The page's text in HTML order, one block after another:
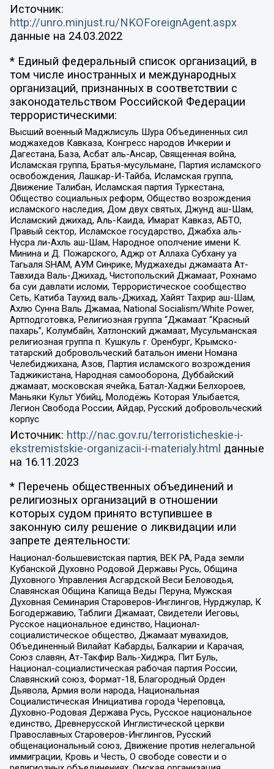
Источник:
http://unro.minjust.ru/NKOForeignAgent.aspx
данные на 24.03.2022
* Единый федеральный список организаций, в
том числе иностранных и международных
организаций, признанных в соответствии с
законодательством Российской Федерации
террористическими:
Высший военный Маджлисуль Шура Объединенных сил
моджахедов Кавказа, Конгресс народов Ичкерии и
Дагестана, База, Асбат аль-Ансар, Священная война,
Исламская группа, Братья-мусульмане, Партия исламского
освобождения, Лашкар-И-Тайба, Исламская группа,
Движение Талибан, Исламская партия Туркестана,
Общество социальных реформ, Общество возрождения
исламского наследия, Дом двух святых, Джунд аш-Шам,
Исламский джихад, Аль-Каида, Имарат Кавказ, АБТО,
Правый сектор, Исламское государство, Джабха аль-
Нусра ли-Ахль аш-Шам, Народное ополчение имени К.
Минина и Д. Пожарского, Аджр от Аллаха Субхану уа
Тагьаля SHAM, АУМ Синрике, Муджахеды джамаата Ат-
Тавхида Валь-Джихад, Чистопольский Джамаат, Рохнамо
ба суи давлати исломи, Террористическое сообщество
Сеть, Катиба Таухид валь-Джихад, Хайят Тахрир аш-Шам,
Ахлю Сунна Валь Джамаа, National Socialism/White Power,
Артподготовка, Религиозная группа “Джамаат “Красный
пахарь”, Колумбайн, Хатлонский джамаат, Мусульманская
религиозная группа п. Кушкуль г. Оренбург, Крымско-
татарский добровольческий батальон имени Номана
Челебиджихана, Азов, Партия исламского возрождения
Таджикистана, Народная самооборона, Дуббайский
джамаат, московская ячейка, Батал-Хаджи Белхороев,
Маньяки Культ Убийц, Молодёжь Которая Улыбается,
Легион Свобода России, Айдар, Русский добровольческий
корпус
Источник: http://nac.gov.ru/terroristicheskie-i-
ekstremistskie-organizacii-i-materialy.html данные
на 16.11.2023
* Перечень общественных объединений и
религиозных организаций в отношении
которых судом принято вступившее в
законную силу решение о ликвидации или
запрете деятельности:
Национал-большевистская партия, ВЕК РА, Рада земли
Кубанской Духовно Родовой Державы Русь, Община
Духовного Управления Асгардской Веси Беловодья,
Славянская Община Капища Веды Перуна, Мужская
Духовная Семинария Староверов-Инглингов, Нурджулар, К
Богодержавию, Таблиги Джамаат, Свидетели Иеговы,
Русское национальное единство, Национал-
социалистическое общество, Джамаат мувахидов,
Объединенный Вилайат Кабарды, Балкарии и Карачая,
Союз славян, Ат-Такфир Валь-Хиджра, Пит Буль,
Национал-социалистическая рабочая партия России,
Славянский союз, Формат-18, Благородный Орден
Дьявола, Армия воли народа, Национальная
Социалистическая Инициатива города Череповца,
Духовно-Родовая Держава Русь, Русское национальное
единство, Древнерусской Инглистической церкви
Православных Староверов-Инглингов, Русский
общенациональный союз, Движение против нелегальной
иммиграции, Кровь и Честь, О свободе совести и о